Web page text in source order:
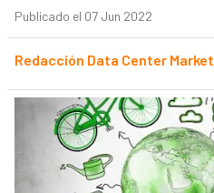
Publicado el 07 Jun 2022
Redacción Data Center Market